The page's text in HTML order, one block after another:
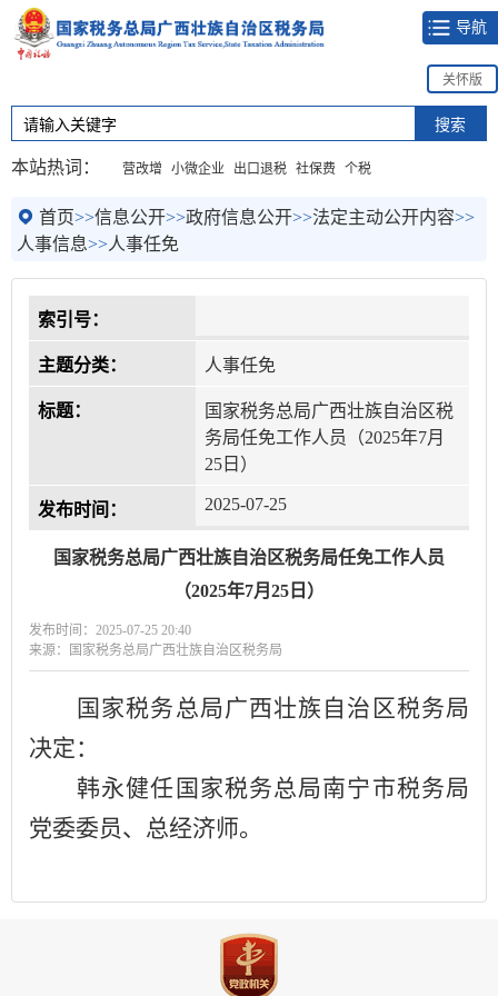
导航
关怀版
本站热词： 营改增 小微企业 出口退税 社保费 个税
首页>>信息公开>>政府信息公开>>法定主动公开内容>>
人事信息>>人事任免
索引号：
主题分类： 人事任免
标题：
国家税务总局广西壮族自治区税
务局任免工作人员（2025年7月
25日）
发布时间： 2025-07-25
国家税务总局广西壮族自治区税务局任免工作人员
（2025年7月25日）
发布时间：2025-07-25 20:40
来源：国家税务总局广西壮族自治区税务局
国家税务总局广西壮族自治区税务局
决定：
韩永健任国家税务总局南宁市税务局
党委委员、总经济师。